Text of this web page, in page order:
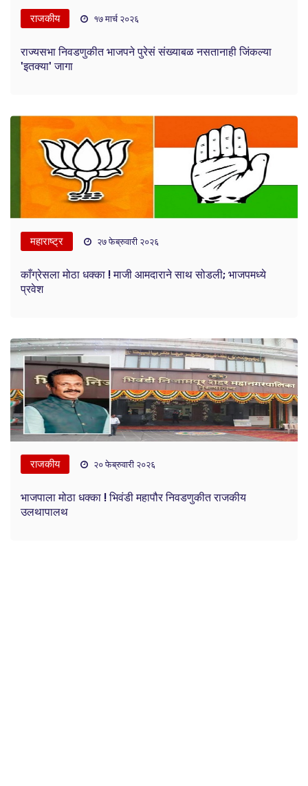
राजकीय १७ मार्च २०२६
राज्यसभा निवडणुकीत भाजपने पुरेसं संख्याबळ नसतानाही जिंकल्या
'इतक्या' जागा
महाराष्ट्र २७ फेब्रुवारी २०२६
काँग्रेसला मोठा धक्का ! माजी आमदाराने साथ सोडली; भाजपमध्ये
प्रवेश
राजकीय २० फेब्रुवारी २०२६
भाजपाला मोठा धक्का ! भिवंडी महापौर निवडणुकीत राजकीय
उलथापालथ